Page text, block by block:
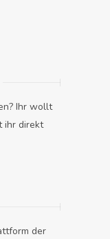
Ihr wollt
ihr direkt
der